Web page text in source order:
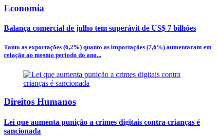
Economia
Balança comercial de julho tem superávit de US$ 7 bilhões
Tanto as exportações (6,2%) quanto as importações (7,6%) aumentaram em
relação ao mesmo período do ano...
Direitos Humanos
Lei que aumenta punição a crimes digitais contra crianças é
sancionada